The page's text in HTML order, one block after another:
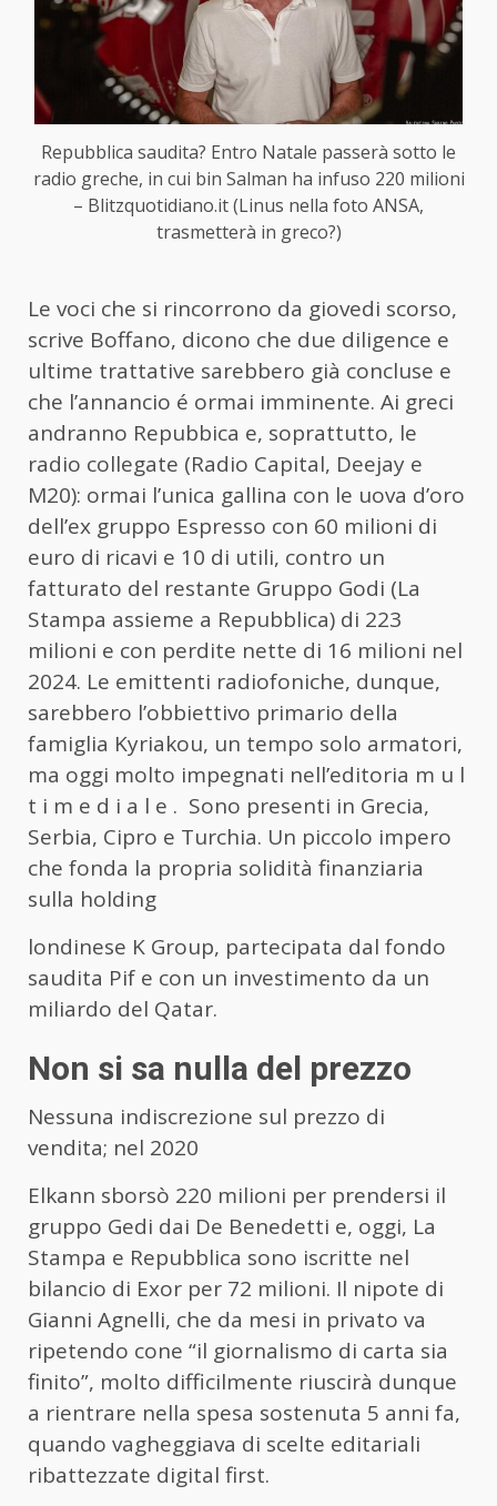
Repubblica saudita? Entro Natale passerà sotto le
radio greche, in cui bin Salman ha infuso 220 milioni
– Blitzquotidiano.it (Linus nella foto ANSA,
trasmetterà in greco?)
Le voci che si rincorrono da giovedi scorso,
scrive Boffano, dicono che due diligence e
ultime trattative sarebbero già concluse e
che l’annancio é ormai imminente. Ai greci
andranno Repubbica e, soprattutto, le
radio collegate (Radio Capital, Deejay e
M20): ormai l’unica gallina con le uova d’oro
dell’ex gruppo Espresso con 60 milioni di
euro di ricavi e 10 di utili, contro un
fatturato del restante Gruppo Godi (La
Stampa assieme a Repubblica) di 223
milioni e con perdite nette di 16 milioni nel
2024. Le emittenti radiofoniche, dunque,
sarebbero l’obbiettivo primario della
famiglia Kyriakou, un tempo solo armatori,
ma oggi molto impegnati nell’editoria m u l
t i m e d i a l e . Sono presenti in Grecia,
Serbia, Cipro e Turchia. Un piccolo impero
che fonda la propria solidità finanziaria
sulla holding
londinese K Group, partecipata dal fondo
saudita Pif e con un investimento da un
miliardo del Qatar.
Non si sa nulla del prezzo
Nessuna indiscrezione sul prezzo di
vendita; nel 2020
Elkann sborsò 220 milioni per prendersi il
gruppo Gedi dai De Benedetti e, oggi, La
Stampa e Repubblica sono iscritte nel
bilancio di Exor per 72 milioni. Il nipote di
Gianni Agnelli, che da mesi in privato va
ripetendo cone “il giornalismo di carta sia
finito”, molto difficilmente riuscirà dunque
a rientrare nella spesa sostenuta 5 anni fa,
quando vagheggiava di scelte editariali
ribattezzate digital first.